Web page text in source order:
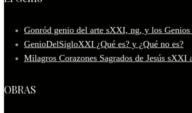
Gonród genio del arte sXXI, ng, y los
GenioDelSigloXXI ¿Qué es? y ¿Qué no es?
Milagros Corazones Sagrados de Jesús sXXI
OBRAS